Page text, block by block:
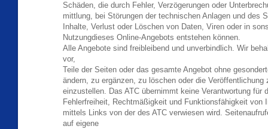
Schäden, die durch Fehler, Verzögerungen oder
mittlung, bei Störungen der technischen Anlagen und des
Inhalte, Verlust oder Löschen von Daten, Viren oder in
Nutzungdieses Online-Angebots entstehen können.
Alle Angebote sind freibleibend und unverbindlich. Wir
vor,
Teile der Seiten oder das gesamte Angebot ohne
ändern, zu ergänzen, zu löschen oder die Veröffentlichung
einzustellen. Das ATC übernimmt keine Verantwortung für
Fehlerfreiheit, Rechtmäßigkeit und Funktionsfähigkeit von
mittels Links von der des ATC verwiesen wird.
auf eigene